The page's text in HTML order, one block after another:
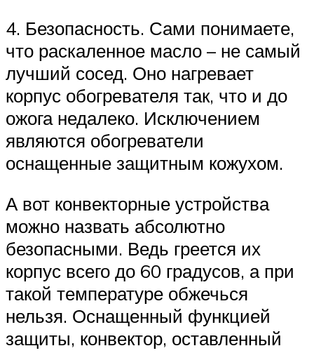
4. Безопасность. Сами понимаете,
что раскаленное масло – не самый
лучший сосед. Оно нагревает
корпус обогревателя так, что и до
ожога недалеко. Исключением
являются обогреватели
оснащенные защитным кожухом.
А вот конвекторные устройства
можно назвать абсолютно
безопасными. Ведь греется их
корпус всего до 60 градусов, а при
такой температуре обжечься
нельзя. Оснащенный функцией
защиты, конвектор, оставленный